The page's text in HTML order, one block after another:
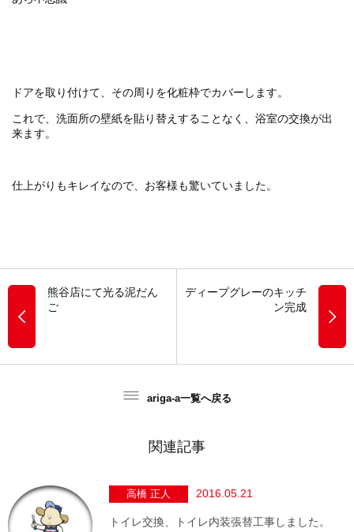
ドアを取り付けて、その周りを化粧枠でカバーします。
これで、洗面所の壁紙を貼り替えすることなく、浴室の交換が出
来ます。
仕上がりもキレイなので、お客様も驚いていました。
熊谷店にて光る泥だん
ご
ディープグレーのキッチ
ン完成
ariga-a一覧へ戻る
関連記事
高橋 正人 2016.05.21
トイレ交換、トイレ内装張替工事しました。